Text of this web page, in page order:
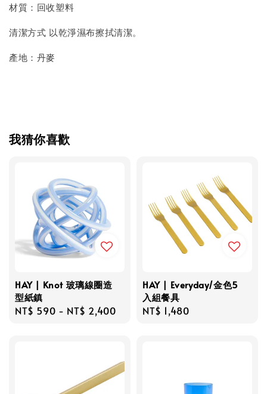
材質：回收塑料
清潔方式 以乾淨濕布擦拭清潔。
產地：丹麥
我猜你喜歡
HAY | Knot 玻璃線圈造
型紙鎮
Regular
NT$ 590 - NT$ 2,400
HAY | Everyday/金色5
入組餐具
Regular
NT$ 1,480